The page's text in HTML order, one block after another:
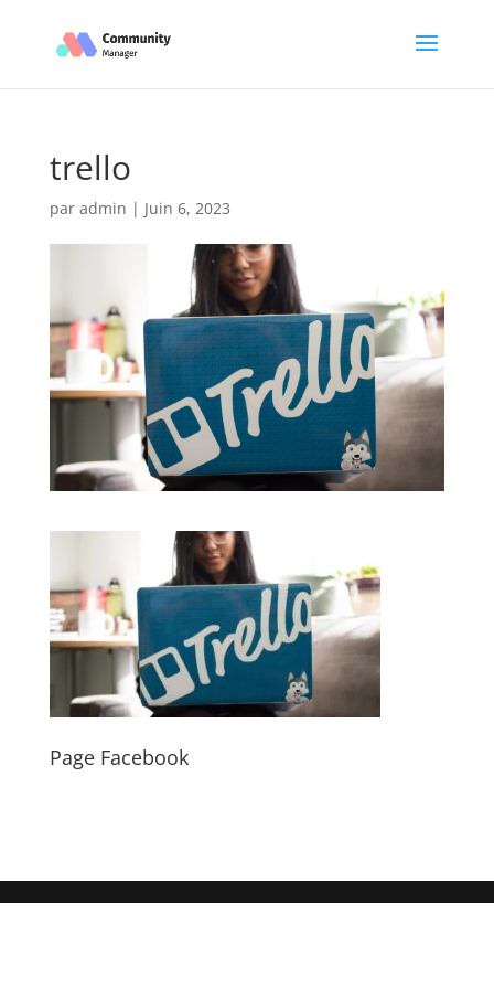
trello
par admin | Juin 6, 2023
Page Facebook